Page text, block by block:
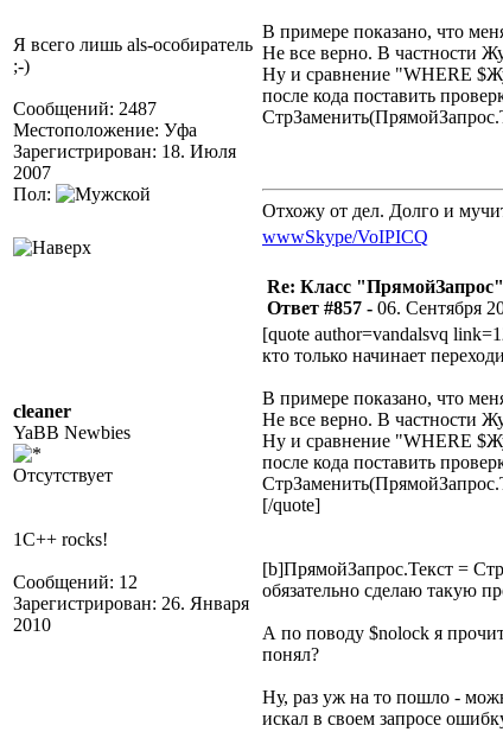
Я всего лишь als-особиратель
;-)
Сообщений: 2487
Местоположение: Уфа
Зарегистрирован: 18. Июля
2007
Пол:
В примере показано, что
Не все верно. В частности
Ну и сравнение "WHERE
после кода поставить
Отхожу от дел. Долго и
wwwSkype/VoIPICQ
cleaner
YaBB Newbies
Отсутствует
1C++ rocks!
Сообщений: 12
Зарегистрирован: 26. Января
2010
Re: Класс "ПрямойЗапрос"
Ответ #857 - 06. Сентября
[quote author=vandalsvq
кто только начинает
В примере показано, что
Не все верно. В частности
Ну и сравнение "WHERE
после кода поставить
[/quote]
[b]ПрямойЗапрос.Текст =
обязательно сделаю такую
А по поводу $nolock я
понял?
Ну, раз уж на то пошло -
искал в своем запросе